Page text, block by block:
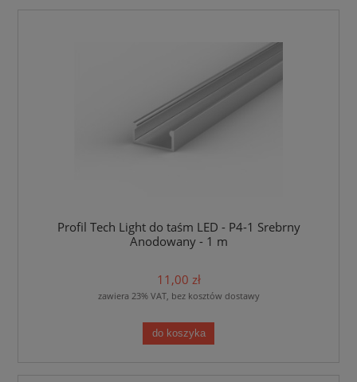
Profil Tech Light do taśm LED - P4-1 Srebrny
Anodowany - 1 m
11,00 zł
zawiera 23% VAT, bez kosztów dostawy
do koszyka